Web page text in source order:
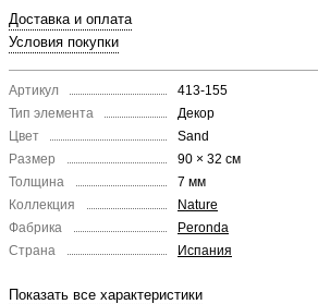
Доставка и оплата
Условия покупки
Артикул
413-155
Тип элемента
Декор
Цвет
Sand
Размер
90 × 32 см
Толщина
7 мм
Коллекция
Nature
Фабрика
Peronda
Страна
Испания
Показать все характеристики